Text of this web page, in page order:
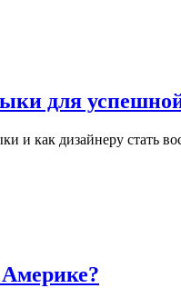
для
и как дизайнеру стать